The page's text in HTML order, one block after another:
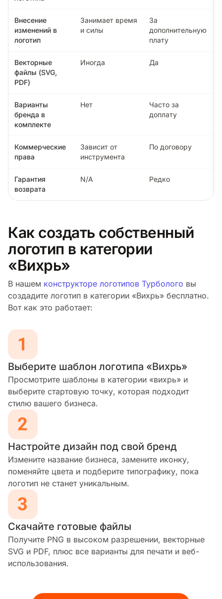
Внесение
изменений в
логотип
Занимает время
и силы
За
дополнительную
плату
Векторные
файлы (SVG,
PDF)
Иногда Да
Варианты
бренда в
комплекте
Нет
Часто за
доплату
Коммерческие
права
Зависит от
инструмента
По договору
Гарантия
возврата
N/A Редко
Как создать собственный
логотип в категории
«Вихрь»
В нашем конструкторе логотипов Турболого вы
создадите логотип в категории «Вихрь» бесплатно.
Вот как это работает:
Выберите шаблон логотипа «Вихрь»
Просмотрите шаблоны в категории «вихрь» и
выберите стартовую точку, которая подходит
стилю вашего бизнеса.
Настройте дизайн под свой бренд
Измените название бизнеса, замените иконку,
поменяйте цвета и подберите типографику, пока
логотип не станет уникальным.
Скачайте готовые файлы
Получите PNG в высоком разрешении, векторные
SVG и PDF, плюс все варианты для печати и веб-
использования.